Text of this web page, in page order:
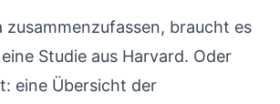
zusammenzufassen, braucht es
Studie aus Harvard. Oder
eine Übersicht der